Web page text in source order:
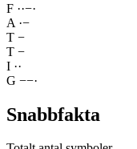
F ··−·
A ·−
T −
T −
I ··
G −−·
Snabbfakta